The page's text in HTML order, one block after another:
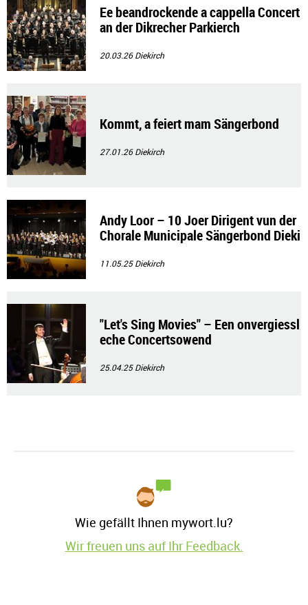
Ee beandrockende a cappella Concert
an der Dikrecher Parkierch
20.03.26Diekirch
Kommt, a feiert mam Sängerbond
27.01.26Diekirch
Andy Loor – 10 Joer Dirigent vun der
Chorale Municipale Sängerbond Dieki
11.05.25Diekirch
"Let's Sing Movies" – Een onvergiessl
eche Concertsowend
25.04.25Diekirch
Wie gefällt Ihnen mywort.lu?
Wir freuen uns auf Ihr Feedback.